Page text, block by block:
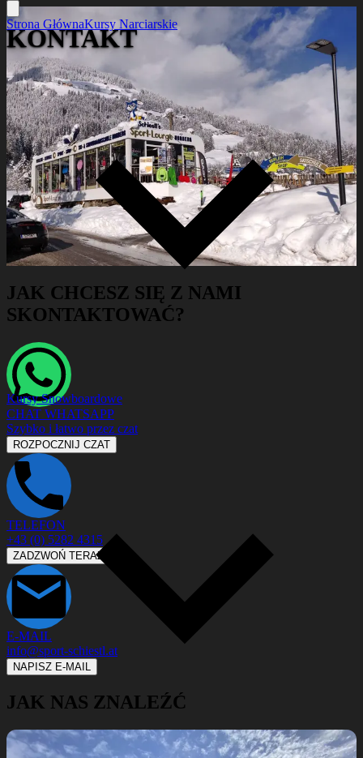
Strona GłównaKursy Narciarskie
Kursy Snowboardowe
KONTAKT
JAK CHCESZ SIĘ Z NAMI
SKONTAKTOWAĆ?
CHAT WHATSAPP
Szybko i łatwo przez czat
ROZPOCZNIJ CZAT
TELEFON
+43 (0) 5282 4315
ZADZWOŃ TERAZ
E-MAIL
info@sport-schiestl.at
NAPISZ E-MAIL
JAK NAS ZNALEŹĆ